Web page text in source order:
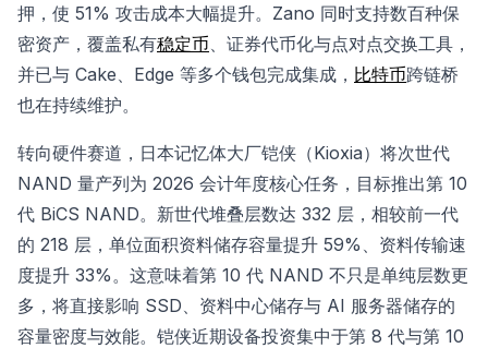
押，使 51% 攻击成本大幅提升。Zano 同时支持数百种保
密资产，覆盖私有稳定币 、证券代币化与点对点交换工具，
并已与 Cake、Edge 等多个钱包完成集成， 比特币跨链桥
也在持续维护。
转向硬件赛道，日本记忆体大厂铠侠（Kioxia）将次世代
NAND 量产列为 2026 会计年度核心任务，目标推出第 10
代 BiCS NAND。新世代堆叠层数达 332 层，相较前一代
的 218 层，单位面积资料储存容量提升 59%、资料传输速
度提升 33%。这意味着第 10 代 NAND 不只是单纯层数更
多，将直接影响 SSD、资料中心储存与 AI 服务器储存的
容量密度与效能。铠侠近期设备投资集中于第 8 代与第 10